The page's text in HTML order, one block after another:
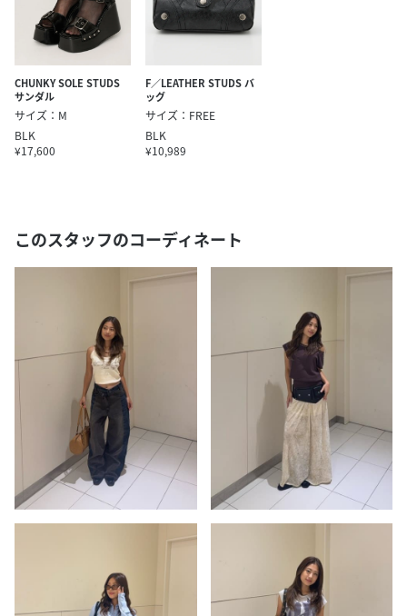
CHUNKY SOLE STUDS
サンダル
サイズ：M
BLK
¥17,600
F／LEATHER STUDS バ
ッグ
サイズ：FREE
BLK
¥10,989
このスタッフのコーディネート